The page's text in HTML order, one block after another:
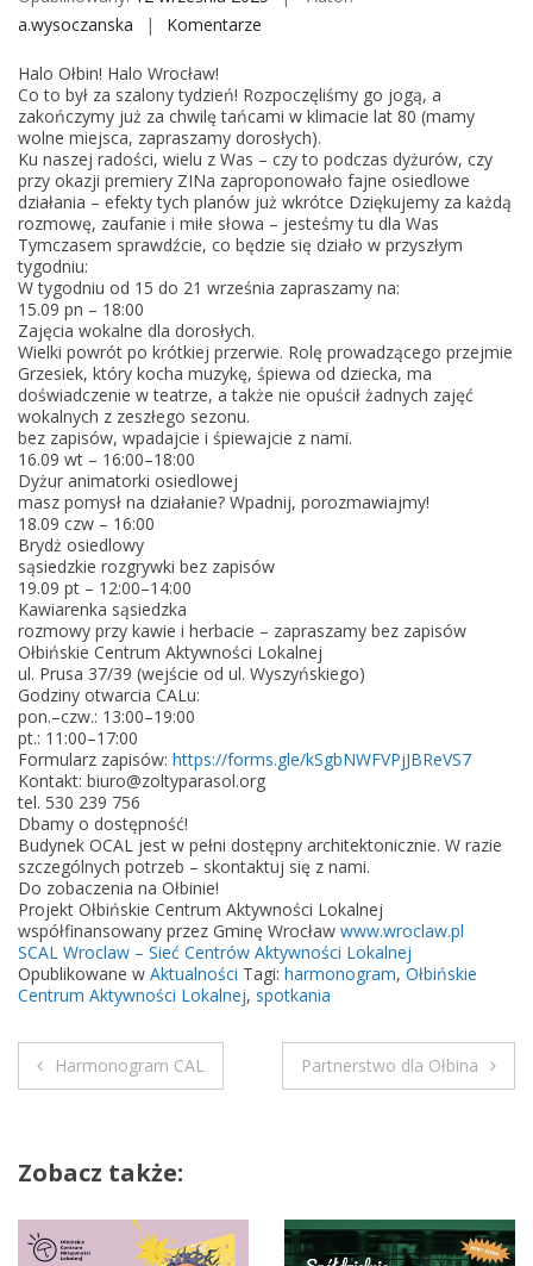
a.wysoczanska
Komentarze
a
r
m
o
n
o
g
m
C
L
Halo Ołbin! Halo Wrocław!
Co to był za szalony tydzień! Rozpoczęliśmy go jogą, a
zakończymy już za chwilę tańcami w klimacie lat 80 (mamy
wolne miejsca, zapraszamy dorosłych).
Ku naszej radości, wielu z Was – czy to podczas dyżurów, czy
przy okazji premiery ZINa zaproponowało fajne osiedlowe
działania – efekty tych planów już wkrótce Dziękujemy za każdą
rozmowę, zaufanie i miłe słowa – jesteśmy tu dla Was
Tymczasem sprawdźcie, co będzie się działo w przyszłym
tygodniu:
W tygodniu od 15 do 21 września zapraszamy na:
15.09 pn – 18:00
Zajęcia wokalne dla dorosłych.
Wielki powrót po krótkiej przerwie. Rolę prowadzącego przejmie
Grzesiek, który kocha muzykę, śpiewa od dziecka, ma
doświadczenie w teatrze, a także nie opuścił żadnych zajęć
wokalnych z zeszłego sezonu.
bez zapisów, wpadajcie i śpiewajcie z nami.
16.09 wt – 16:00–18:00
Dyżur animatorki osiedlowej
masz pomysł na działanie? Wpadnij, porozmawiajmy!
18.09 czw – 16:00
Brydż osiedlowy
sąsiedzkie rozgrywki bez zapisów
19.09 pt – 12:00–14:00
Kawiarenka sąsiedzka
rozmowy przy kawie i herbacie – zapraszamy bez zapisów
Ołbińskie Centrum Aktywności Lokalnej
ul. Prusa 37/39 (wejście od ul. Wyszyńskiego)
Godziny otwarcia CALu:
pon.–czw.: 13:00–19:00
pt.: 11:00–17:00
Formularz zapisów: https://forms.gle/kSgbNWFVPjJBReVS7
Kontakt: biuro@zoltyparasol.org
tel. 530 239 756
Dbamy o dostępność!
Budynek OCAL jest w pełni dostępny architektonicznie. W razie
szczególnych potrzeb – skontaktuj się z nami.
Do zobaczenia na Ołbinie!
Projekt Ołbińskie Centrum Aktywności Lokalnej
współfinansowany przez Gminę Wrocław www.wroclaw.pl
SCAL Wroclaw – Sieć Centrów Aktywności Lokalnej
Opublikowane w Aktualności Tagi: harmonogram, Ołbińskie
Centrum Aktywności Lokalnej, spotkania
N
w
Harmonogram CAL Partnerstwo dla Ołbina
Zobacz także: